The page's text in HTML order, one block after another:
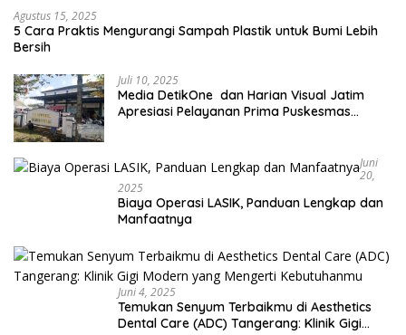
Agustus 15, 2025
5 Cara Praktis Mengurangi Sampah Plastik untuk Bumi Lebih
Bersih
Juli 10, 2025
Media DetikOne dan Harian Visual Jatim
Apresiasi Pelayanan Prima Puskesmas
Juni
20,
2025
Biaya Operasi LASIK, Panduan Lengkap dan
Manfaatnya
Juni 4, 2025
Temukan Senyum Terbaikmu di Aesthetics
Dental Care (ADC) Tangerang: Klinik Gigi